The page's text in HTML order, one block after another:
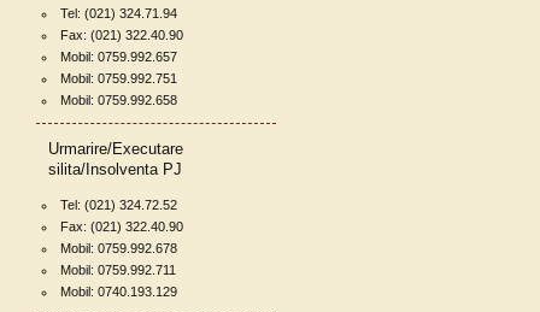
Tel: (021) 324.71.94
Fax: (021) 322.40.90
Mobil: 0759.992.657
Mobil: 0759.992.751
Mobil: 0759.992.658
Urmarire/Executare
silita/Insolventa PJ
Tel: (021) 324.72.52
Fax: (021) 322.40.90
Mobil: 0759.992.678
Mobil: 0759.992.711
Mobil: 0740.193.129